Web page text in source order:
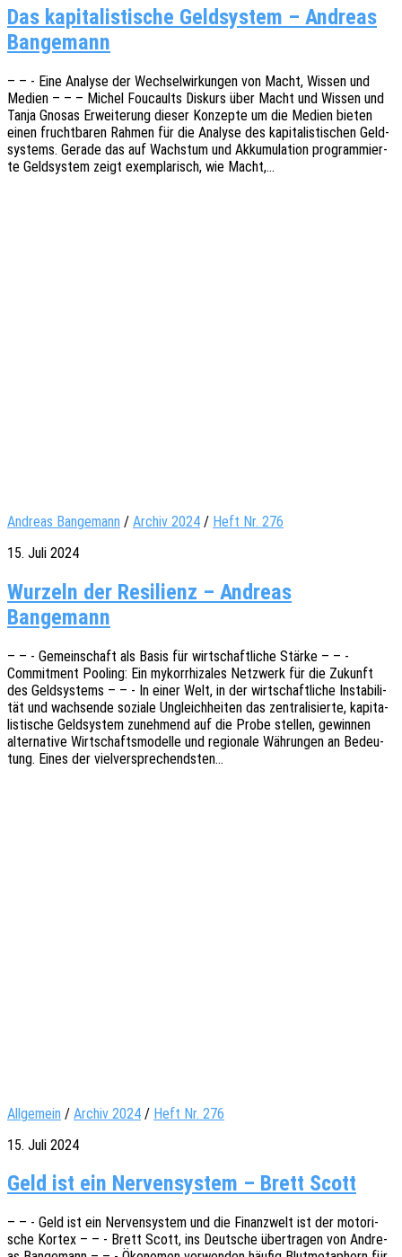
Das kapitalistische Geldsystem – Andreas
Bangemann
– – - Eine Analy­se der Wech­sel­wir­kun­gen von Macht, Wissen und
Medien – – – Michel Foucaults Diskurs über Macht und Wissen und
Tanja Gnosas Erwei­te­rung dieser Konzep­te um die Medien bieten
einen frucht­ba­ren Rahmen für die Analy­se des kapi­ta­lis­ti­schen Geld­
sys­tems. Gerade das auf Wachs­tum und Akku­mu­la­ti­on program­mier­
te Geld­sys­tem zeigt exem­pla­risch, wie Macht,…
Andreas Bangemann / Archiv 2024 / Heft Nr. 276
15. Juli 2024
Wurzeln der Resilienz – Andreas
Bangemann
– – - Gemein­schaft als Basis für wirt­schaft­li­che Stärke – – -
Commit­ment Pooling: Ein mykorrhi­za­les Netz­werk für die Zukunft
des Geld­sys­tems – – - In einer Welt, in der wirt­schaft­li­che Insta­bi­li­
tät und wach­sen­de sozia­le Ungleich­hei­ten das zentra­li­sier­te, kapi­ta­
lis­ti­sche Geld­sys­tem zuneh­mend auf die Probe stel­len, gewin­nen
alter­na­ti­ve Wirt­schafts­mo­del­le und regio­na­le Währun­gen an Bedeu­
tung. Eines der vielversprechendsten…
Allgemein / Archiv 2024 / Heft Nr. 276
15. Juli 2024
Geld ist ein Nervensystem – Brett Scott
– – - Geld ist ein Nerven­sys­tem und die Finanz­welt ist der moto­ri­
sche Kortex – – - Brett Scott, ins Deut­sche über­tra­gen von Andre­